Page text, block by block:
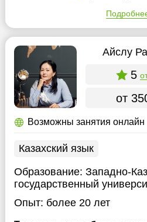
Айслу
5
от
Возможны занятия онлайн
Казахский язык
Образование: Западно-
государственный
Опыт: более 20 лет